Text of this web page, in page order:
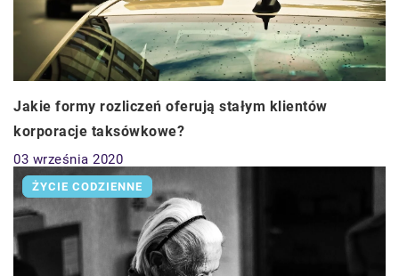
Jakie formy rozliczeń oferują stałym klientów
korporacje taksówkowe?
03 września 2020
ŻYCIE CODZIENNE